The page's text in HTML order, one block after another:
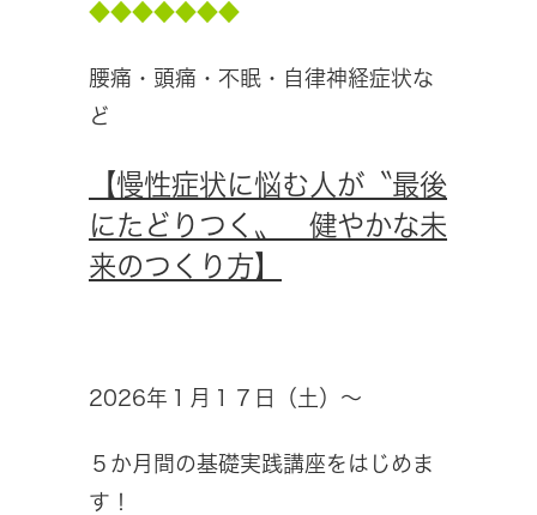
◆◆◆◆◆◆◆
腰痛・頭痛・不眠・自律神経症状な
ど
【慢性症状に悩む人が〝最後
にたどりつく〟 健やかな未
来のつくり方】
2026年１月１７日（土）～
５か月間の基礎実践講座をはじめま
す！